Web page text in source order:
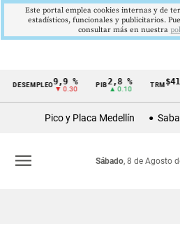
Cintillo
Colombia
DESEMPLEO9,9 %
▼ 0.30
2,8 %
▲ 0.10
TRM
▲
Pico y Placa Medellín
Sábado, 8 de Agosto
menu
Este portal emplea cookies internas y de
estadísticos, funcionales y publicitarios.
consultar más en nuestra